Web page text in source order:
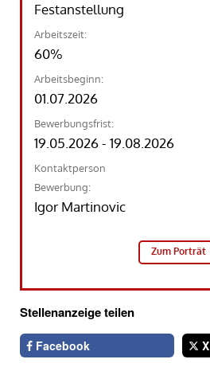
Festanstellung
Arbeitszeit:
60%
Arbeitsbeginn:
01.07.2026
Bewerbungsfrist:
19.05.2026 - 19.08.2026
Kontaktperson
Bewerbung:
Igor Martinovic
Zum Porträt
Stellenanzeige teilen
Facebook X